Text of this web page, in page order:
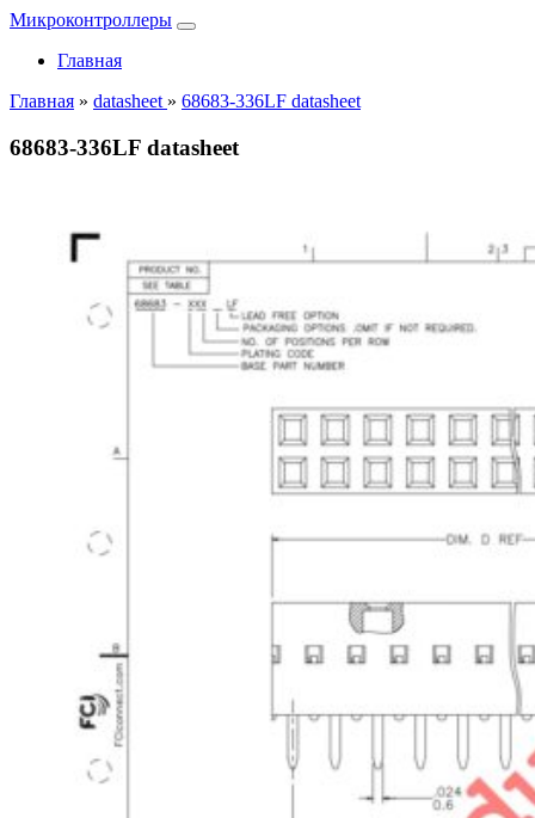
Микроконтроллеры
Главная
Главная » datasheet » 68683-336LF datasheet
68683-336LF datasheet